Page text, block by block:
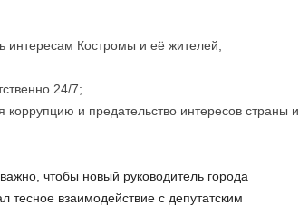
интересам Костромы и её жителей;
24/7;
и предательство интересов страны и
чтобы новый руководитель города
тесное взаимодействие с депутатским